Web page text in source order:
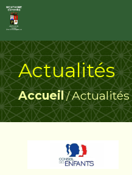
Actualités
Accueil/Actualités